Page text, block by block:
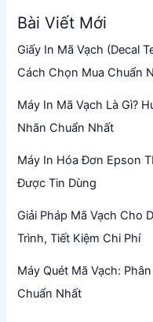
Bài Viết Mới
Giấy In Mã Vạch (Decal
Cách Chọn Mua Chuẩn
Máy In Mã Vạch Là Gì?
Nhãn Chuẩn Nhất
Máy In Hóa Đơn Epson
Được Tin Dùng
Giải Pháp Mã Vạch Cho
Trình, Tiết Kiệm Chi Phí
Máy Quét Mã Vạch:
Chuẩn Nhất